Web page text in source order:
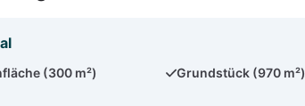
(300 m²) Grundstück (970 m²)